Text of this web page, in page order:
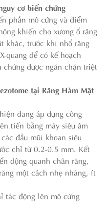
cơ biến chứng
phần mô cứng và điểm
khiến cho xương ổ răng
khác, trước khi nhổ răng
quang để có kế hoạch
được ngăn chặn triệt
tại Răng Hàm Mặt
đang áp dụng công
tiến bằng máy siêu âm
đầu mũi khoan siêu
chỉ từ 0.2-0.5 mm. Kết
động quanh chân răng,
một cách nhẹ nhàng, ít
tác động lên mô cứng